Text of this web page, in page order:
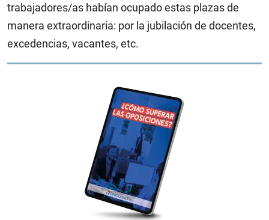
trabajadores/as habían ocupado estas plazas de
manera extraordinaria: por la jubilación de docentes,
excedencias, vacantes, etc.